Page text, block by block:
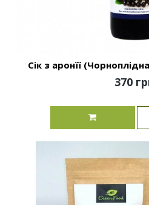
Сік з аронїї
370